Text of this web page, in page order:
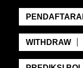
WITHDRAW